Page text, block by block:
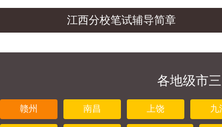
江西分校笔试辅导简章
各地级市
赣州 南昌 上饶 九